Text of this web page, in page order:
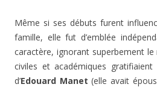
Même si ses débuts furent
famille, elle fut d’emblée
caractère, ignorant superbement
civiles et académiques
d’Edouard Manet (elle avait